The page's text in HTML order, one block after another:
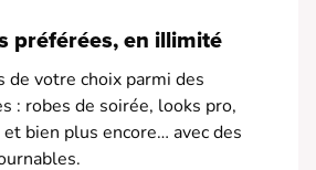
préférées, en illimité
de votre choix parmi des
: robes de soirée, looks pro,
bien plus encore… avec des